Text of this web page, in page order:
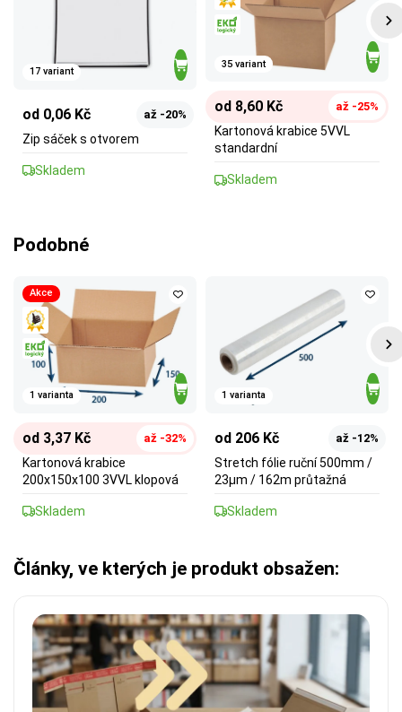
17 variant
od 0,06 Kč až -20%
Zip sáček s otvorem
Skladem
35 variant
od 8,60 Kč až -25%
Kartonová krabice 5VVL
standardní
Skladem
Podobné
Akce
1 varianta
od 3,37 Kč až -32%
Kartonová krabice
200x150x100 3VVL klopová
Skladem
1 varianta
od 206 Kč až -12%
Stretch fólie ruční 500mm /
23µm / 162m průtažná
Skladem
Články, ve kterých je produkt obsažen: